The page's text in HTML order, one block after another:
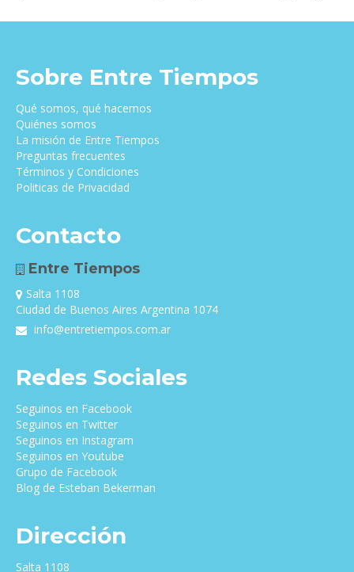
Sobre Entre Tiempos
Qué somos, qué hacemos
Quiénes somos
La misión de Entre Tiempos
Preguntas frecuentes
Términos y Condiciones
Politicas de Privacidad
Contacto
Entre Tiempos
Salta 1108
Ciudad de Buenos Aires Argentina 1074
info@entretiempos.com.ar
Redes Sociales
Seguinos en Facebook
Seguinos en Twitter
Seguinos en Instagram
Seguinos en Youtube
Grupo de Facebook
Blog de Esteban Bekerman
Dirección
Salta 1108